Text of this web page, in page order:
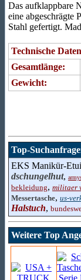
Das aufklappbare
eine abgeschrägte
Stahl gefertigt.
Technische Daten
Gesamtlänge:
Gewicht:
Top-
EKS Manikür-
dschungelhut,
bekleidung, militaer
Messertasche, us-
Halstuch,
Weitere Top